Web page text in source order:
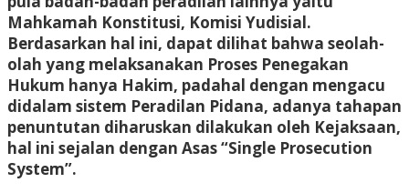
Mahkamah Konstitusi, Komisi Yudisial.
Berdasarkan hal ini, dapat dilihat bahwa seolah-
olah yang melaksanakan Proses Penegakan
Hukum hanya Hakim, padahal dengan mengacu
didalam sistem Peradilan Pidana, adanya tahapan
penuntutan diharuskan dilakukan oleh Kejaksaan,
hal ini sejalan dengan Asas “Single Prosecution
System”.